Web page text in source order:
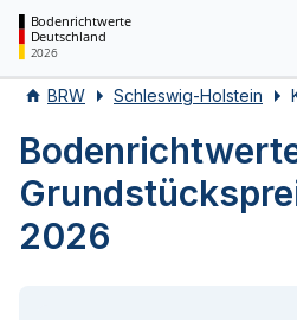
Bodenrichtwerte
Deutschland
2026
BRW Schleswig-Holstein
2026